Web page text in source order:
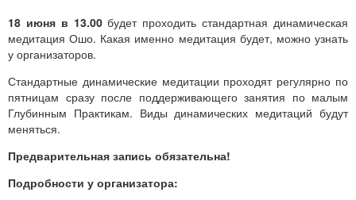
18 июня в 13.00будет проходить стандартная динамическая
медитация Ошо. Какая именно медитация будет, можно узнать
у организаторов.
Стандартные динамические медитации проходят регулярно по
пятницам сразу после поддерживающего занятия по малым
Глубинным Практикам. Виды динамических медитаций будут
меняться.
Предварительная запись обязательна!
Подробности у организатора: